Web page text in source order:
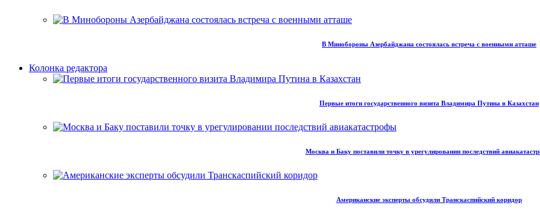
В Минобороны Азербайджана состоялась встреча с военными атташе
Колонка редактора
Первые итоги государственного визита Владимира Путина в Казахстан
Москва и Баку поставили точку в урегулировании последствий
Американские эксперты обсудили Транскаспийский коридор